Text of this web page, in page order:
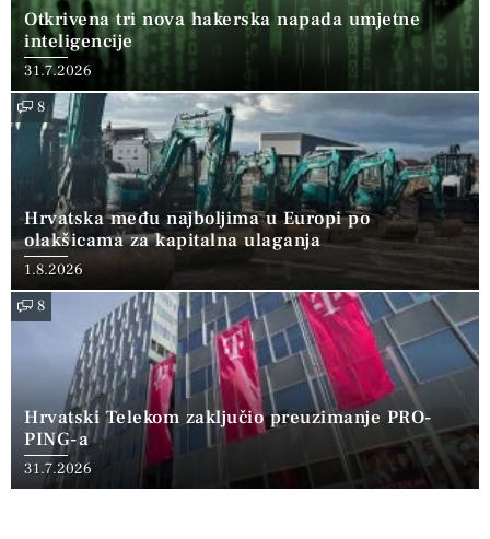
Otkrivena tri nova hakerska napada umjetne
inteligencije
31.7.2026
8
Hrvatska među najboljima u Europi po
olakšicama za kapitalna ulaganja
1.8.2026
8
Hrvatski Telekom zaključio preuzimanje PRO-
PING-a
31.7.2026